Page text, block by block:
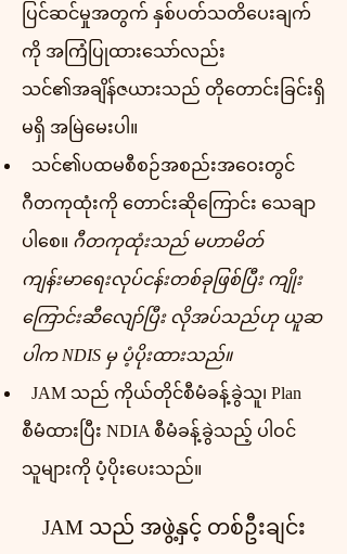
ပြင်ဆင်မှုအတွက် နှစ်ပတ်သတိပေးချက်
ကို အကြံပြုထားသော်လည်း
သင်၏အချိန်ဇယားသည် တိုတောင်းခြင်းရှိ
မရှိ အမြဲမေးပါ။
သင်၏ပထမစီစဉ်အစည်းအဝေးတွင်
ဂီတကုထုံးကို တောင်းဆိုကြောင်း သေချာ
ပါစေ။ ဂီတကုထုံးသည် မဟာမိတ်
ကျန်းမာရေးလုပ်ငန်းတစ်ခုဖြစ်ပြီး ကျိုး
ကြောင်းဆီလျော်ပြီး လိုအပ်သည်ဟု ယူဆ
ပါက NDIS မှ ပံ့ပိုးထားသည်။
JAM သည် ကိုယ်တိုင်စီမံခန့်ခွဲသူ၊ Plan
စီမံထားပြီး NDIA စီမံခန့်ခွဲသည့် ပါဝင်
သူများကို ပံ့ပိုးပေးသည်။
JAM သည် အဖွဲ့နှင့် တစ်ဦးချင်း